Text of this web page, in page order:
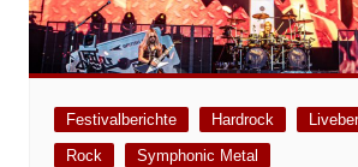
Festivalberichte Hardrock
Rock
Symphonic Metal